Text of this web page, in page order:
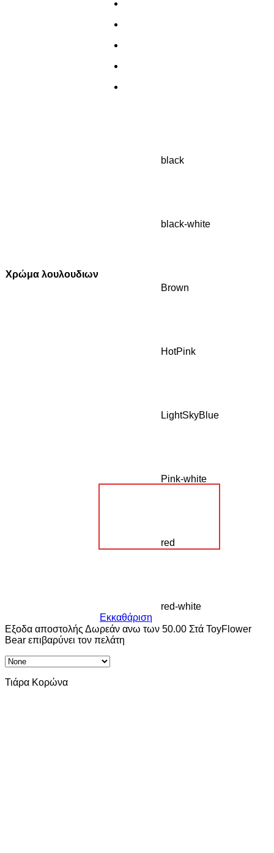
Χρώμα λουλουδιων
black
black-white
Brown
HotPink
LightSkyBlue
Pink-white
red
red-white
Εκκαθάριση
Εξοδα αποστολής Δωρεάν ανω των 50.00 Στά ToyFlower
Bear επιβαρύνει τον πελάτη
Τιάρα Κορώνα